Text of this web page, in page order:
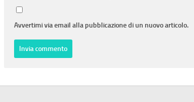
Avvertimi via email alla pubblicazione di un nuovo articolo.